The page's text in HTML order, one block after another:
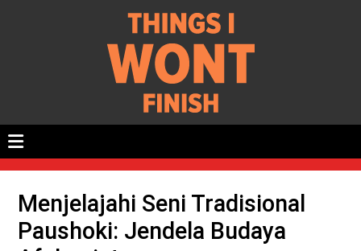
Menjelajahi Seni Tradisional
Paushoki: Jendela Budaya